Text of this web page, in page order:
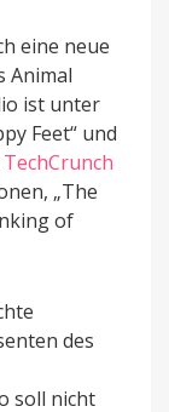
eine neue
Animal
ist unter
Feet“ und
TechCrunch
„The
of
des
soll nicht